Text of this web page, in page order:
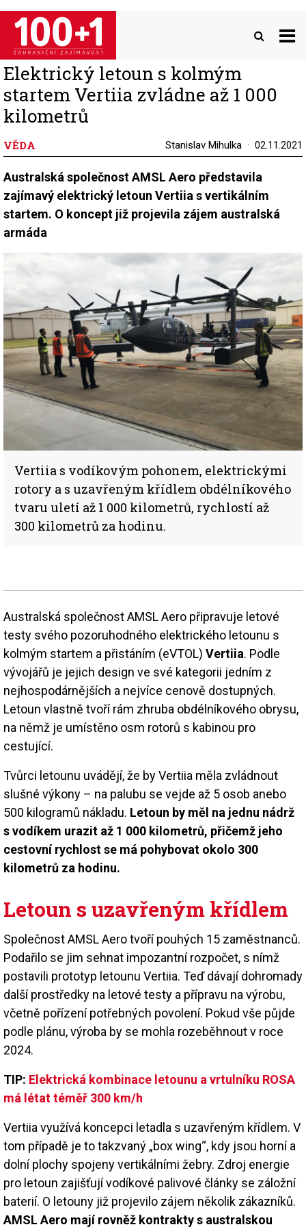
Přejít
hlavnímu
obsahu
Elektrický letoun s kolmým
startem Vertiia zvládne až 1 000
kilometrů
VĚDA Stanislav Mihulka 02.11.2021
Australská společnost AMSL Aero představila
zajímavý elektrický letoun Vertiia s vertikálním
startem. O koncept již projevila zájem australská
armáda
Vertiia s vodíkovým pohonem, elektrickými
rotory a s uzavřeným křídlem obdélníkového
tvaru uletí až 1 000 kilometrů, rychlostí až
300 kilometrů za hodinu.
Australská společnost AMSL Aero připravuje letové
testy svého pozoruhodného elektrického letounu s
kolmým startem a přistáním (eVTOL) Vertiia. Podle
vývojářů je jejich design ve své kategorii jedním z
nejhospodárnějších a nejvíce cenově dostupných.
Letoun vlastně tvoří rám zhruba obdélníkového obrysu,
na němž je umístěno osm rotorů s kabinou pro
cestující.
Tvůrci letounu uvádějí, že by Vertiia měla zvládnout
slušné výkony – na palubu se vejde až 5 osob anebo
500 kilogramů nákladu. Letoun by měl na jednu nádrž
s vodíkem urazit až 1 000 kilometrů, přičemž jeho
cestovní rychlost se má pohybovat okolo 300
kilometrů za hodinu.
Letoun s uzavřeným křídlem
Společnost AMSL Aero tvoří pouhých 15 zaměstnanců.
Podařilo se jim sehnat impozantní rozpočet, s nímž
postavili prototyp letounu Vertiia. Teď dávají dohromady
další prostředky na letové testy a přípravu na výrobu,
včetně pořízení potřebných povolení. Pokud vše půjde
podle plánu, výroba by se mohla rozeběhnout v roce
2024.
TIP: Elektrická kombinace letounu a vrtulníku ROSA
má létat téměř 300 km/h
Vertiia využívá koncepci letadla s uzavřeným křídlem. V
tom případě je to takzvaný „box wing“, kdy jsou horní a
dolní plochy spojeny vertikálními žebry. Zdroj energie
pro letoun zajišťují vodíkové palivové články se záložní
baterií. O letouny již projevilo zájem několik zákazníků.
AMSL Aero mají rovněž kontrakty s australskou